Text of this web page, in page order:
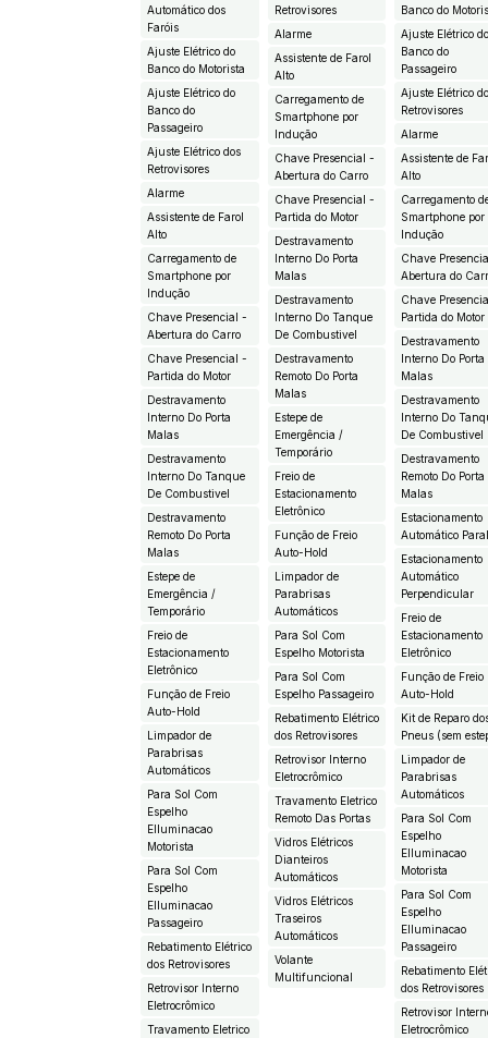
Automático dos
Faróis
Ajuste Elétrico do
Banco do Motorista
Ajuste Elétrico do
Banco do
Passageiro
Ajuste Elétrico dos
Retrovisores
Alarme
Assistente de Farol
Alto
Carregamento de
Smartphone por
Indução
Chave Presencial -
Abertura do Carro
Chave Presencial -
Partida do Motor
Destravamento
Interno Do Porta
Malas
Destravamento
Interno Do Tanque
De Combustivel
Destravamento
Remoto Do Porta
Malas
Estepe de
Emergência /
Temporário
Freio de
Estacionamento
Eletrônico
Função de Freio
Auto-Hold
Limpador de
Parabrisas
Automáticos
Para Sol Com
Espelho
EIluminacao
Motorista
Para Sol Com
Espelho
EIluminacao
Passageiro
Rebatimento Elétrico
dos Retrovisores
Retrovisor Interno
Eletrocrômico
Travamento Eletrico
Retrovisores
Alarme
Assistente de Farol
Alto
Carregamento de
Smartphone por
Indução
Chave Presencial -
Abertura do Carro
Chave Presencial -
Partida do Motor
Destravamento
Interno Do Porta
Malas
Destravamento
Interno Do Tanque
De Combustivel
Destravamento
Remoto Do Porta
Malas
Estepe de
Emergência /
Temporário
Freio de
Estacionamento
Eletrônico
Função de Freio
Auto-Hold
Limpador de
Parabrisas
Automáticos
Para Sol Com
Espelho Motorista
Para Sol Com
Espelho Passageiro
Rebatimento Elétrico
dos Retrovisores
Retrovisor Interno
Eletrocrômico
Travamento Eletrico
Remoto Das Portas
Vidros Elétricos
Dianteiros
Automáticos
Vidros Elétricos
Traseiros
Automáticos
Volante
Multifuncional
Banco do
Ajuste Elétrico
Banco do
Passageiro
Ajuste Elétrico
Retrovisores
Alarme
Assistente de
Alto
Carregamento
Smartphone por
Indução
Chave
Abertura do
Chave
Partida do Motor
Destravamento
Interno Do Porta
Malas
Destravamento
Interno Do
De Combustivel
Destravamento
Remoto Do Porta
Malas
Estacionamento
Automático
Estacionamento
Automático
Perpendicular
Freio de
Estacionamento
Eletrônico
Função de Freio
Auto-Hold
Kit de Reparo
Pneus (sem
Limpador de
Parabrisas
Automáticos
Para Sol Com
Espelho
EIluminacao
Motorista
Para Sol Com
Espelho
EIluminacao
Passageiro
Rebatimento
dos Retrovisores
Retrovisor
Eletrocrômico